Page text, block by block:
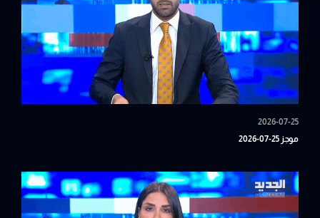
2026-07-25
موجز 25-07-2026